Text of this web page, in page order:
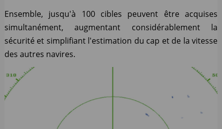
Ensemble, jusqu'à 100 cibles peuvent être acquises
simultanément, augmentant considérablement la
sécurité et simplifiant l'estimation du cap et de la vitesse
des autres navires.